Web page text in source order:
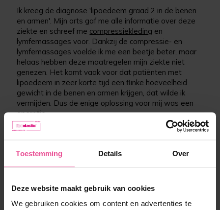
Toestemming Details Over
Deze website maakt gebruik van cookies
We gebruiken cookies om content en advertenties te
Ik kreeg de diagnose 'lipoedeem graad 2 in de benen
en armen'. Mijn arts gaf me alle informatie over deze
ziekte en schreef me compressiekleding en
lymfemassages voor. Dankzij de compressie- en
lymfemassages voelde ik me een beetje beter, maar
helaas hebben deze maatregelen mijn ziekte niet
genezen. Het komt vaak voor dat patiënten met
lipoedeem in zeer korte tijd een flinke hoeveelheid
gewicht in de benen en armen krijgen, dat wilde ik
vermijden. Dus de enige oplossing voor mij was een
operatie.
Mirijam, bedankt voor
interview.
Deel met uw
vrienden
Deel